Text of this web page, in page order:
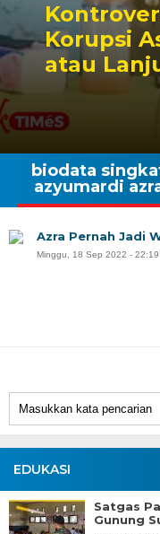
Korupsi
atau
EDUKASI
Satgas
Gunung
biodata
azyumardi
Azra Pernah Jadi
Minggu, 18 Sep 2022 - 22:19